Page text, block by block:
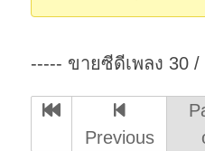
----- ขายซีดีเพลง 30 /
Previous